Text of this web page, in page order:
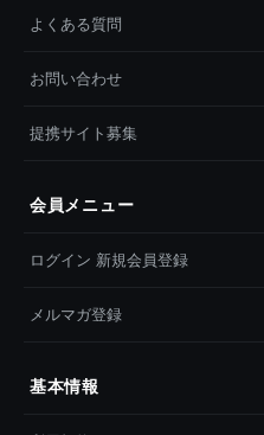
よくある質問
お問い合わせ
提携サイト募集
会員メニュー
ログイン 新規会員登録
メルマガ登録
基本情報